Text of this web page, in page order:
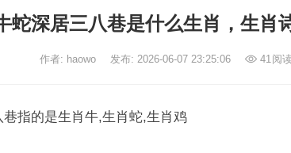
蛇深居三八巷是什么生肖，生肖
作者: haowo 发布: 2026-06-07 23:25:06 41阅
巷指的是生肖牛,生肖蛇,生肖鸡